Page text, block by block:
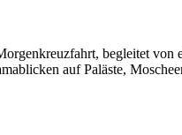
begleitet von
auf Paläste,